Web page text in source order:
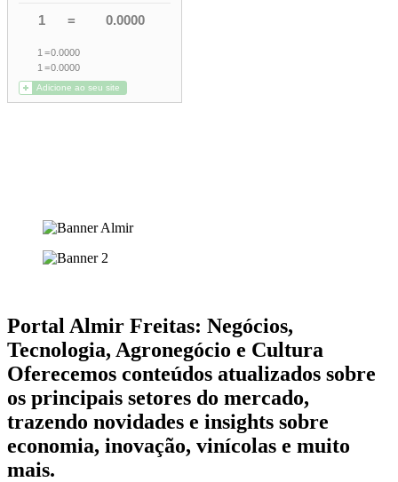
Portal Almir Freitas: Negócios,
Tecnologia, Agronegócio e Cultura
Oferecemos conteúdos atualizados sobre
os principais setores do mercado,
trazendo novidades e insights sobre
economia, inovação, vinícolas e muito
mais.